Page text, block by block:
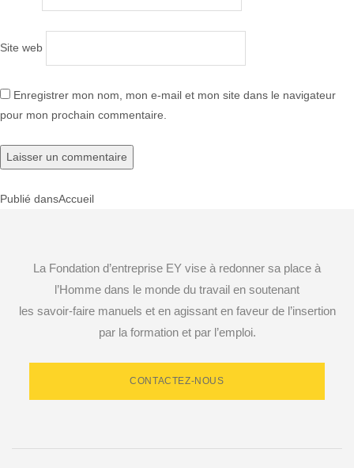
Site web
Enregistrer mon nom, mon e-mail et mon site dans le navigateur
pour mon prochain commentaire.
Navigation
l’article
Publié dansAccueil
La Fondation d’entreprise EY vise à redonner sa place à
l’Homme dans le monde du travail en soutenant
les savoir-faire manuels et en agissant en faveur de l’insertion
par la formation et par l’emploi.
CONTACTEZ-NOUS